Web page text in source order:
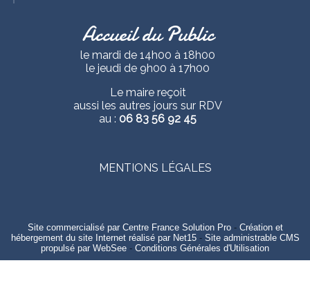
Accueil du Public
le mardi de 14h00 à 18h00
le jeudi de 9h00 à 17h00
Le maire reçoit
aussi les autres jours sur RDV
au : 06 83 56 92 45
MENTIONS LÉGALES
Site commercialisé par Centre France Solution Pro- Création et
hébergement du site Internet réalisé par Net15- Site administrable CMS
propulsé par WebSee - Conditions Générales d'Utilisation